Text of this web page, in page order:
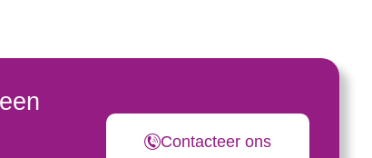
Contacteer ons